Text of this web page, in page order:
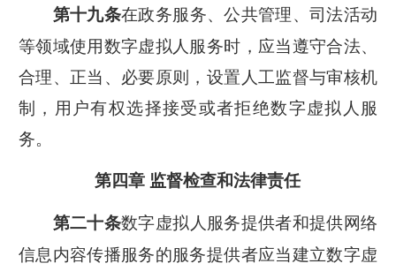
第十九条在政务服务、公共管理、司法活动
等领域使用数字虚拟人服务时，应当遵守合法、
合理、正当、必要原则，设置人工监督与审核机
制，用户有权选择接受或者拒绝数字虚拟人服
务。
第四章 监督检查和法律责任
第二十条数字虚拟人服务提供者和提供网络
信息内容传播服务的服务提供者应当建立数字虚